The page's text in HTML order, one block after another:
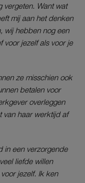
vergeten. Want wat
mij aan het denken
wij hebben nog een
voor jezelf als voor je
ze misschien ook
betalen voor
overleggen
van haar werktijd af
in een verzorgende
liefde willen
jezelf. Ik ken